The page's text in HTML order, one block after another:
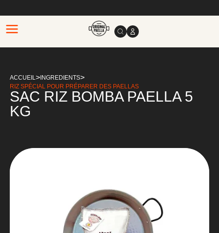
ACCUEIL> INGREDIENTS>
RIZ SPÉCIAL POUR PRÉPARER DES PAELLAS
SAC RIZ BOMBA PAELLA 5
KG